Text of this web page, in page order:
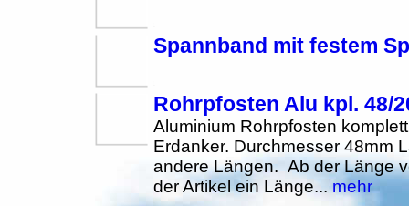
Spannband mit festem
Rohrpfosten Alu kpl. 48/
Aluminium Rohrpfosten
Erdanker. Durchmesser 48mm
andere Längen. Ab der Länge
der Artikel ein Länge... mehr